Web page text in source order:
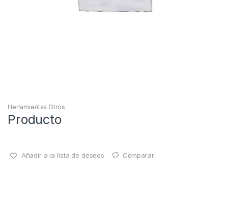
Herramientas Otros
Producto
Añadir a la lista de deseos Comparar